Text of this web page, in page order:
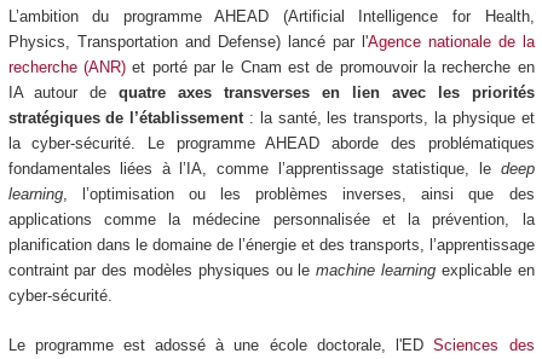
L’ambition du programme AHEAD (Artificial Intelligence for Health,
Physics, Transportation and Defense) lancé par l'Agence nationale de la
recherche (ANR)et porté par le Cnam est de promouvoir la recherche en
IA autour dequatre axes transverses en lien avec les priorités
stratégiques de l’établissement: la santé, les transports, la physique et
la cyber-sécurité. Le programme AHEAD aborde des problématiques
fondamentales liées à l’IA, comme l’apprentissage statistique, le deep
learning, l’optimisation ou les problèmes inverses, ainsi que des
applications comme la médecine personnalisée et la prévention, la
planification dans le domaine de l’énergie et des transports, l’apprentissage
contraint par des modèles physiques ou lemachine learningexplicable en
cyber-sécurité.
Le programme est adossé à une école doctorale, l'EDSciences des